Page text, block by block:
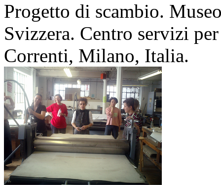
Progetto di scambio.
Svizzera. Centro servizi
Correnti, Milano, Italia.